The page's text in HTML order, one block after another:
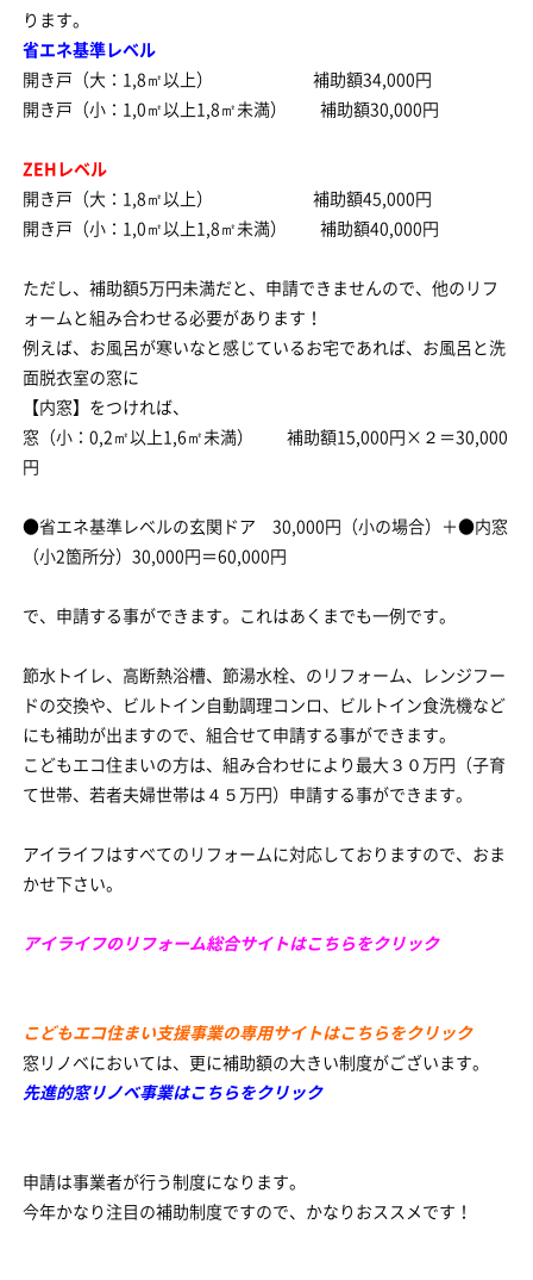
ります。
省エネ基準レベル
開き戸（大：1,8㎡以上） 補助額34,000円
開き戸（小：1,0㎡以上1,8㎡未満） 補助額30,000円
ZEHレベル
開き戸（大：1,8㎡以上） 補助額45,000円
開き戸（小：1,0㎡以上1,8㎡未満） 補助額40,000円
ただし、補助額5万円未満だと、申請できませんので、他のリフ
ォームと組み合わせる必要があります！
例えば、お風呂が寒いなと感じているお宅であれば、お風呂と洗
面脱衣室の窓に
【内窓】をつければ、
窓（小：0,2㎡以上1,6㎡未満） 補助額15,000円×２＝30,000
円
●省エネ基準レベルの玄関ドア 30,000円（小の場合）＋●内窓
（小2箇所分）30,000円＝60,000円
で、申請する事ができます。これはあくまでも一例です。
節水トイレ、高断熱浴槽、節湯水栓、のリフォーム、レンジフー
ドの交換や、ビルトイン自動調理コンロ、ビルトイン食洗機など
にも補助が出ますので、組合せて申請する事ができます。
こどもエコ住まいの方は、組み合わせにより最大３０万円（子育
て世帯、若者夫婦世帯は４５万円）申請する事ができます。
アイライフはすべてのリフォームに対応しておりますので、おま
かせ下さい。
アイライフのリフォーム総合サイトはこちらをクリック
こどもエコ住まい支援事業の専用サイトはこちらをクリック
窓リノベにおいては、更に補助額の大きい制度がございます。
先進的窓リノベ事業はこちらをクリック
申請は事業者が行う制度になります。
今年かなり注目の補助制度ですので、かなりおススメです！